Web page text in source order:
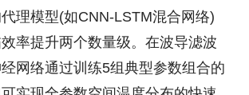
理模型(如CNN-LSTM混合网络)
率提升两个数量级。在波导滤波
网络通过训练5组典型参数组合的